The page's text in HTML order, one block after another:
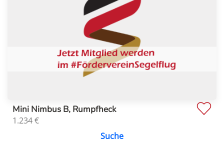
Mini Nimbus B, Rumpfheck
1.234€
Suche